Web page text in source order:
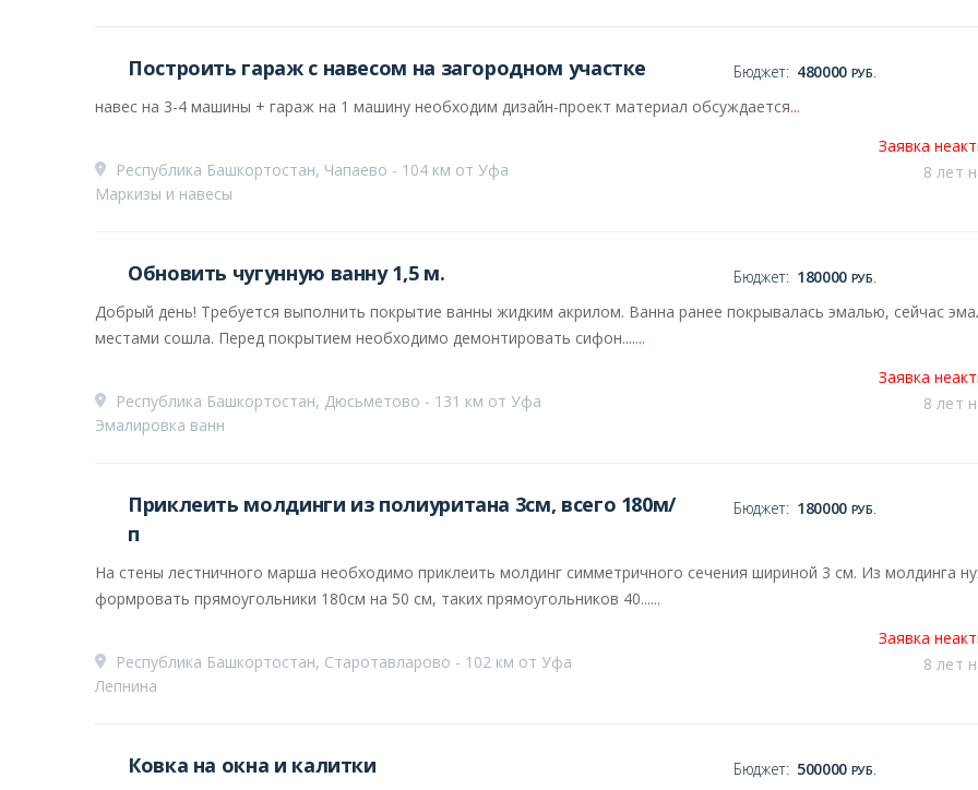
Построить гараж с навесом на загородном участке Бюджет: 480000 РУБ.
навес на 3-4 машины + гараж на 1 машину необходим дизайн-проект материал обсуждается...
Заявка
8 лет
Республика Башкортостан, Чапаево - 104 км от Уфа
Маркизы и навесы
Обновить чугунную ванну 1,5 м. Бюджет: 180000 РУБ.
Добрый день! Требуется выполнить покрытие ванны жидким акрилом. Ванна ранее покрывалась эмалью, сейчас
местами сошла. Перед покрытием необходимо демонтировать сифон.......
Заявка
8 лет
Республика Башкортостан, Дюсьметово - 131 км от Уфа
Эмалировка ванн
Приклеить молдинги из полиуритана 3см, всего 180м/
п
Бюджет: 180000 РУБ.
На стены лестничного марша необходимо приклеить молдинг симметричного сечения шириной 3 см. Из молдинга
формровать прямоугольники 180см на 50 см, таких прямоугольников 40......
Заявка
8 лет
Республика Башкортостан, Старотавларово - 102 км от Уфа
Лепнина
Ковка на окна и калитки Бюджет: 500000 РУБ.